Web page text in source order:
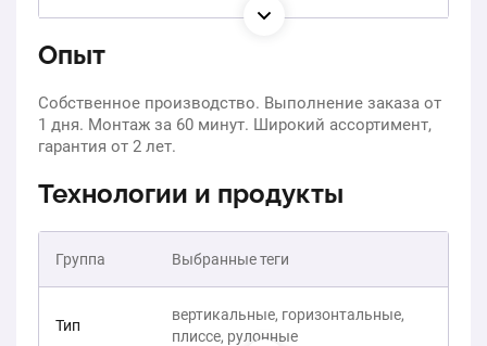
Опыт
Собственное производство. Выполнение заказа от
1 дня. Монтаж за 60 минут. Широкий ассортимент,
гарантия от 2 лет.
Технологии и продукты
Группа Выбранные теги
Тип
вертикальные, горизонтальные,
плиссе, рулонные